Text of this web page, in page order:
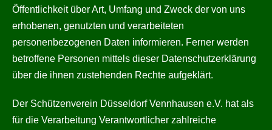
Öffentlichkeit über Art, Umfang und Zweck der von uns
erhobenen, genutzten und verarbeiteten
personenbezogenen Daten informieren. Ferner werden
betroffene Personen mittels dieser Datenschutzerklärung
über die ihnen zustehenden Rechte aufgeklärt.
Der Schützenverein Düsseldorf Vennhausen e.V. hat als
für die Verarbeitung Verantwortlicher zahlreiche